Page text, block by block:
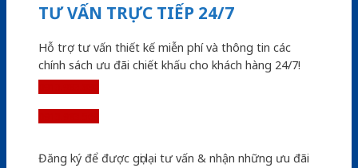
TƯ VẤN TRỰC TIẾP 24/7
Hỗ trợ tư vấn thiết kế miễn phí và thông tin các
chính sách ưu đãi chiết khấu cho khách hàng 24/7!
Đăng ký để được gọi lại tư vấn & nhận những ưu đãi